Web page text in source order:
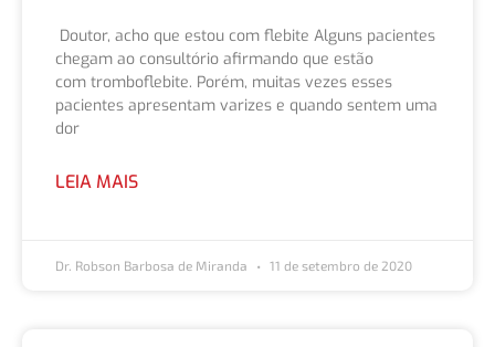
Doutor, acho que estou com flebite Alguns pacientes
chegam ao consultório afirmando que estão
com tromboflebite. Porém, muitas vezes esses
pacientes apresentam varizes e quando sentem uma
dor
LEIA MAIS
Dr. Robson Barbosa de Miranda 11 de setembro de 2020